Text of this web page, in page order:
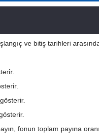
ve bitiş tarihleri
fonun toplam payına